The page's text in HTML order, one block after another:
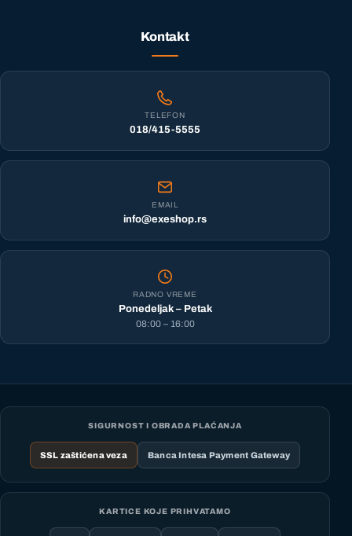
Kontakt
TELEFON
018/415-5555
EMAIL
info@exeshop.rs
RADNO VREME
Ponedeljak – Petak
08:00 – 16:00
SIGURNOST I OBRADA PLAĆANJA
SSL zaštićena veza Banca Intesa Payment Gateway
KARTICE KOJE PRIHVATAMO